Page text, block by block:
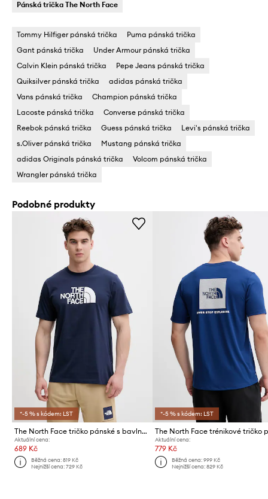
Pánská trička The North Face
Tommy Hilfiger pánská trička
Puma pánská trička
Gant pánská trička
Under Armour pánská trička
Calvin Klein pánská trička
Pepe Jeans pánská trička
Quiksilver pánská trička
adidas pánská trička
Vans pánská trička
Champion pánská trička
Lacoste pánská trička
Converse pánská trička
Reebok pánská trička
Guess pánská trička
Levi's pánská trička
s.Oliver pánská trička
Mustang pánská trička
adidas Originals pánská trička
Volcom pánská trička
Wrangler pánská trička
Podobné produkty
*-5 % s kódem: LST
The North Face tričko pánské s bavlnou EVOLUTION
Aktuální cena:
689 Kč
Běžná cena:819 Kč
Nejnižší cena:729 Kč
*-5 % s kódem: LST
Aktuální cena:
779 Kč
Běžná cena: 999 Kč
Nejnižší cena: 829 Kč